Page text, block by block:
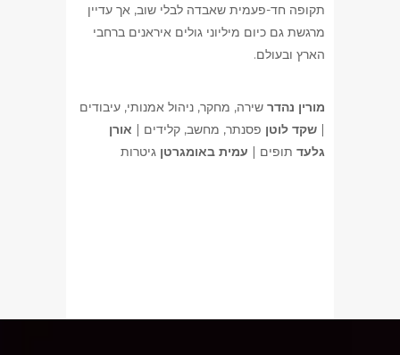
תקופה חד-פעמית שאבדה לבלי שוב, אך עדיין
מרגשת גם כיום מיליוני גולים איראנים ברחבי
הארץ ובעולם.
מורין נהדר שירה, מחקר, ניהול אמנותי, עיבודים
| שקד לוטן פסנתר, מחשב, קלידים | אורן
גלעד תופים | עמית באומגרטן גיטרות